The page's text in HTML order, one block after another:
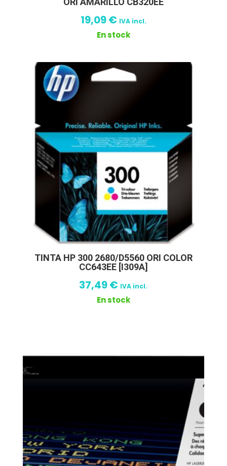
19,09€ IVA incl.
En stock
TINTA HP 300 2680/D5560 ORI COLOR
CC643EE [I309A]
37,49€ IVA incl.
En stock